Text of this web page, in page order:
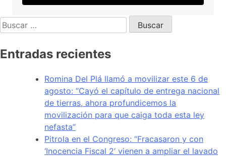
Entradas recientes
Romina Del Plá llamó a movilizar este 6 de
agosto: “Cayó el capítulo de entrega nacional
de tierras, ahora profundicemos la
movilización para que caiga toda esta ley
nefasta”
Pitrola en el Congreso: “Fracasaron y con
‘Inocencia Fiscal 2’ vienen a ampliar el lavado